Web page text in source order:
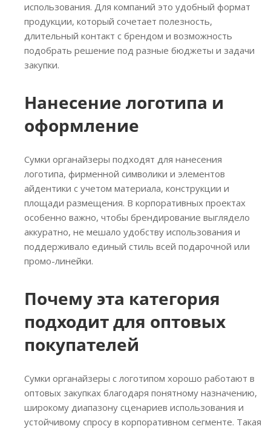
использования. Для компаний это удобный формат
продукции, который сочетает полезность,
длительный контакт с брендом и возможность
подобрать решение под разные бюджеты и задачи
закупки.
Нанесение логотипа и
оформление
Сумки органайзеры подходят для нанесения
логотипа, фирменной символики и элементов
айдентики с учетом материала, конструкции и
площади размещения. В корпоративных проектах
особенно важно, чтобы брендирование выглядело
аккуратно, не мешало удобству использования и
поддерживало единый стиль всей подарочной или
промо-линейки.
Почему эта категория
подходит для оптовых
покупателей
Сумки органайзеры с логотипом хорошо работают в
оптовых закупках благодаря понятному назначению,
широкому диапазону сценариев использования и
устойчивому спросу в корпоративном сегменте. Такая